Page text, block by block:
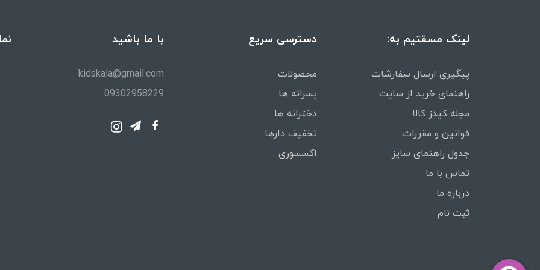
لینک مسقتیم به:
پیگیری ارسال سفارشات
راهنمای خرید از سایت
مجله کیدز کالا
قوانین و مقررات
جدول راهنمای سایز
تماس با ما
درباره ما
ثبت نام
دسترسی سریع
محصولات
پسرانه ها
دخترانه ها
تخفیف دارها
اکسسوری
با ما باشید
kidskala@gmail.com
09302958229